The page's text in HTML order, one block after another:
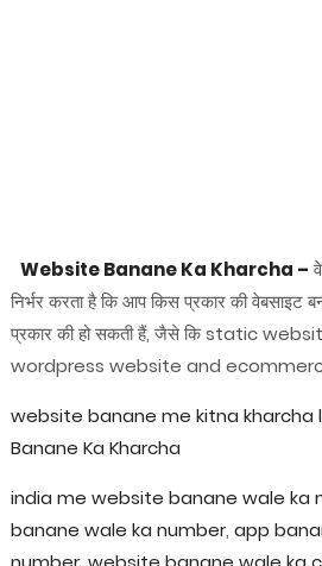
Website Banane Ka Kharcha –
निर्भर करता है कि आप किस प्रकार की वेबसाइट
प्रकार की हो सकती हैं, जैसे कि static
wordpress website and
website banane me kitna kharcha
Banane Ka Kharcha
india me website banane wale ka
banane wale ka number, app